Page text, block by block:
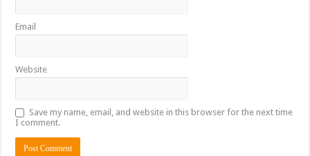
Email
Website
Save my name, email, and website in this browser for the next time
I comment.